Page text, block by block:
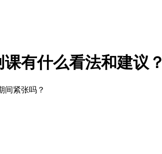
有什么看法和建议？
间紧张吗？